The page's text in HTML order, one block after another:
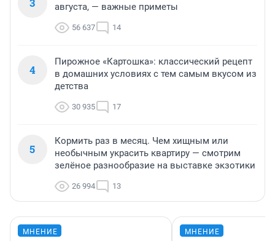
августа, — важные приметы
56 637 14
4
Пирожное «Картошка»: классический рецепт
в домашних условиях с тем самым вкусом из
детства
30 935 17
5
Кормить раз в месяц. Чем хищным или
необычным украсить квартиру — смотрим
зелёное разнообразие на выставке экзотики
26 994 13
МНЕНИЕ МНЕНИЕ